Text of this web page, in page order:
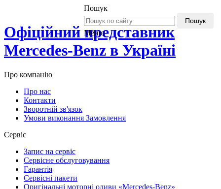
Офіційний представник
Mercedes-Benz в Україні
Пошук
Пошук
Меню
Про компанію
Про нас
Контакти
Зворотній зв'язок
Умови виконання Замовлення
Сервіс
Запис на сервіс
Сервісне обслуговування
Гарантія
Сервісні пакети
Оригінальні моторні оливи «Mercedes-Benz»